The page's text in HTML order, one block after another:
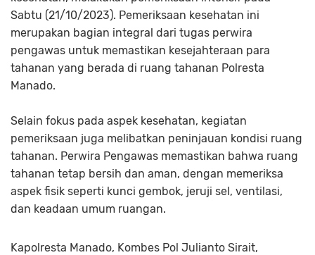
Sabtu (21/10/2023). Pemeriksaan kesehatan ini
merupakan bagian integral dari tugas perwira
pengawas untuk memastikan kesejahteraan para
tahanan yang berada di ruang tahanan Polresta
Manado.
Selain fokus pada aspek kesehatan, kegiatan
pemeriksaan juga melibatkan peninjauan kondisi ruang
tahanan. Perwira Pengawas memastikan bahwa ruang
tahanan tetap bersih dan aman, dengan memeriksa
aspek fisik seperti kunci gembok, jeruji sel, ventilasi,
dan keadaan umum ruangan.
Kapolresta Manado, Kombes Pol Julianto Sirait,